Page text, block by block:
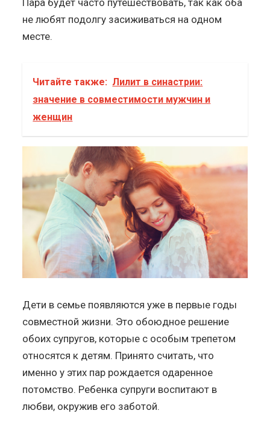
Пара будет часто путешествовать, так как оба
не любят подолгу засиживаться на одном
месте.
Читайте также: Лилит в синастрии:
значение в совместимости мужчин и
женщин
Дети в семье появляются уже в первые годы
совместной жизни. Это обоюдное решение
обоих супругов, которые с особым трепетом
относятся к детям. Принято считать, что
именно у этих пар рождается одаренное
потомство. Ребенка супруги воспитают в
любви, окружив его заботой.